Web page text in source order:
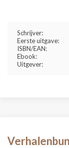
Schrijver:
Eerste uitgave:
ISBN/EAN:
Ebook:
Uitgever: